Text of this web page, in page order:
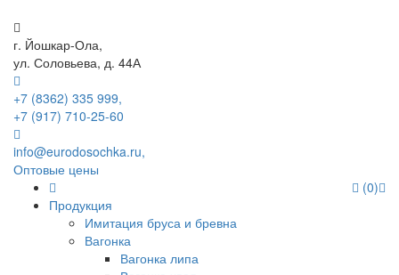
г. Йошкар-Ола,
ул. Соловьева, д. 44А
+7 (8362) 335 999,
+7 (917) 710-25-60
info@eurodosochka.ru,
Оптовые цены
Продукция
Имитация бруса и бревна
Вагонка
Вагонка липа
(0)